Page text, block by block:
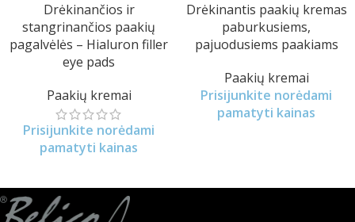
Drėkinančios ir
stangrinančios paakių
pagalvėlės – Hialuron filler
eye pads
Paakių kremai
Prisijunkite norėdami
pamatyti kainas
Drėkinantis paakių kremas
paburkusiems,
pajuodusiems paakiams
Paakių kremai
Prisijunkite norėdami
pamatyti kainas